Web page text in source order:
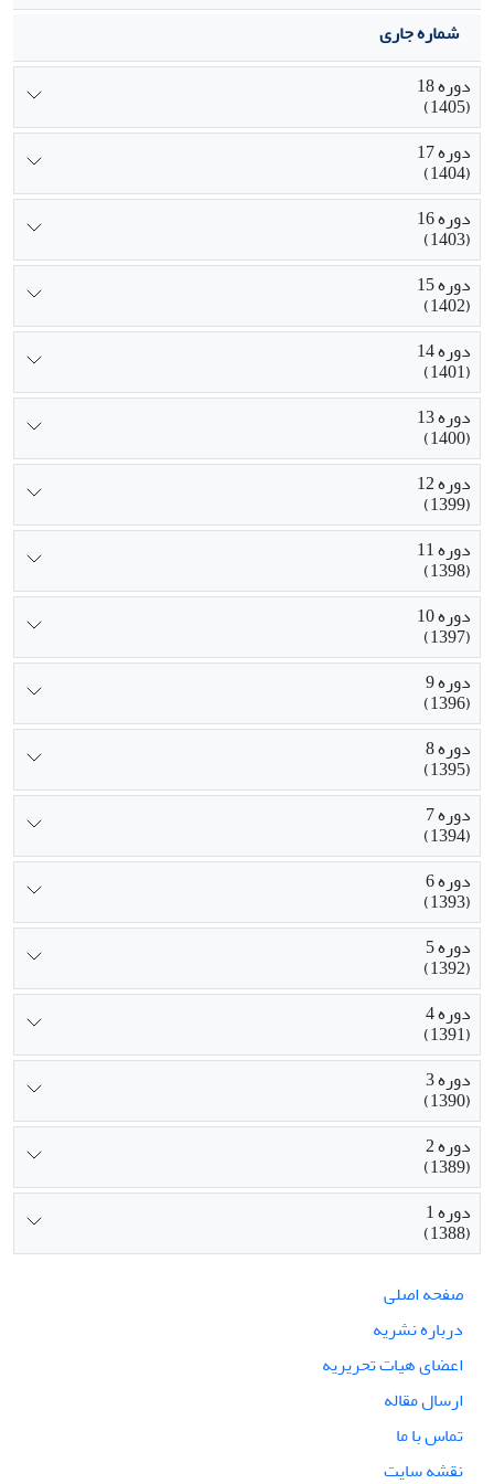
شماره جاری
دوره 18
(1405)
دوره 17
(1404)
دوره 16
(1403)
دوره 15
(1402)
دوره 14
(1401)
دوره 13
(1400)
دوره 12
(1399)
دوره 11
(1398)
دوره 10
(1397)
دوره 9
(1396)
دوره 8
(1395)
دوره 7
(1394)
دوره 6
(1393)
دوره 5
(1392)
دوره 4
(1391)
دوره 3
(1390)
دوره 2
(1389)
دوره 1
(1388)
صفحه اصلی
درباره نشریه
اعضای هیات تحریریه
ارسال مقاله
تماس با ما
نقشه سایت